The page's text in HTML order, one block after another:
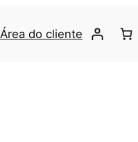
Área do cliente